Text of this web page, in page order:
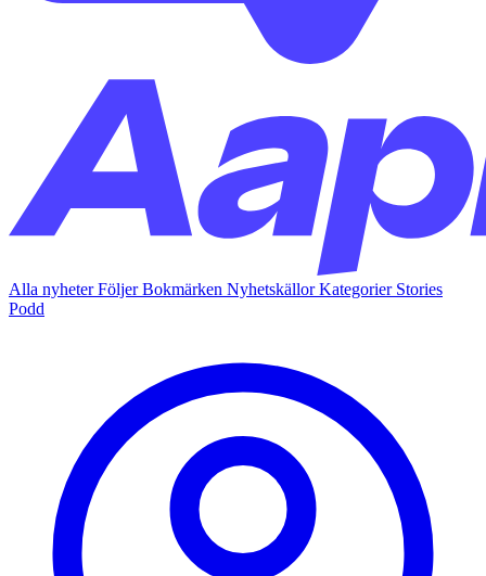
Alla nyheterFöljerBokmärken NyhetskällorKategorier Stories
Podd